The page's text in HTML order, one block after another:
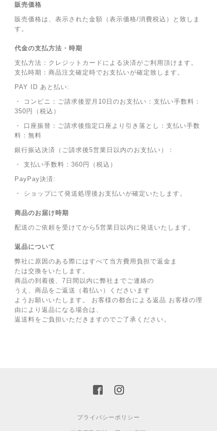
販売価格
販売価格は、表示された金額（表示価格/消費税込）と致しま
す。
代金の支払方法・時期
支払方法：クレジットカードによる決済がご利用頂けます。
支払時期：商品注文確定時でお支払いが確定致します。
PAY ID あと払い:
・ コンビニ：ご請求後翌月10日のお支払い：支払い手数料：
350円（税込）
・ 口座振替：ご請求後指定口座より引き落とし：支払い手数
料：無料
銀行振込決済（ご請求後5営業日以内のお支払い）：
・ 支払い手数料：360円（税込）
PayPay決済:
・ ショップにて発送処理後お支払いが確定いたします。
商品のお届け時期
配送のご依頼を受けてから5営業日以内に発送いたします。
返品について
弊社に原因のある際にはすべて当方費用負担で返金ま
たは交換をいたします。
商品の到着後、7日間以内に弊社までご連絡の
うえ、商品をご返送（着払い）くださいます
ようお願いいたします。 お客様の都合による返品 お客様の理
由により返品になる場合は、
返送料をご負担いただきますのでご了承ください。
プライバシーポリシー